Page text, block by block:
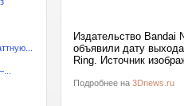
Издательство Bandai
объявили дату
Ring. Источник
Подробнее на 3Dnews.ru